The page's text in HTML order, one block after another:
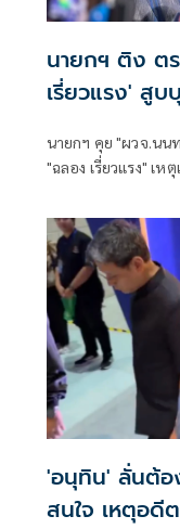
นายกฯ ติง ต
เรี่ยวแรง' สู
นายกฯ คุย "ผวจ.นน
"ฉลอง เรี่ยวแรง" เ
สัมภาษณ์ชิวๆ ไม่ใส่
'อนุทิน' ลั่นต้อ
สนใจ เหตุอดี